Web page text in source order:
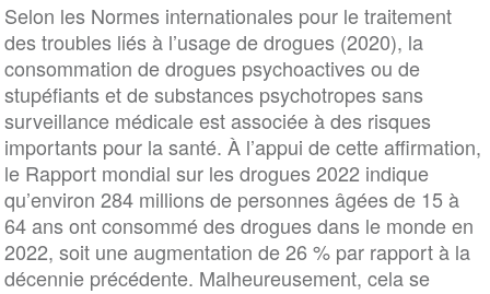
Selon les Normes internationales pour le traitement
des troubles liés à l’usage de drogues (2020), la
consommation de drogues psychoactives ou de
stupéfiants et de substances psychotropes sans
surveillance médicale est associée à des risques
importants pour la santé. À l’appui de cette affirmation,
le Rapport mondial sur les drogues 2022 indique
qu’environ 284 millions de personnes âgées de 15 à
64 ans ont consommé des drogues dans le monde en
2022, soit une augmentation de 26 % par rapport à la
décennie précédente. Malheureusement, cela se